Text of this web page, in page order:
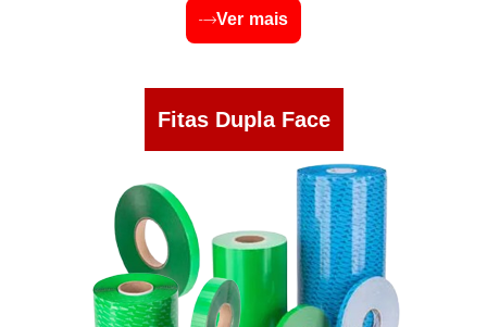
Ver mais
Fitas Dupla Face